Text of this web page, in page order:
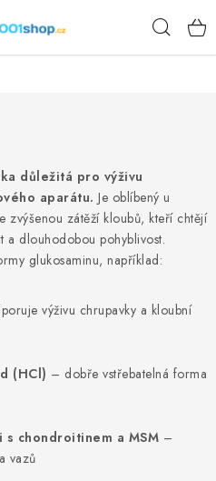
důležitá pro výživu
aparátu. Je oblíbený u
zvýšenou zátěží kloubů, kteří chtějí
dlouhodobou pohyblivost.
glukosaminu, například:
výživu chrupavky a kloubní
(HCl) – dobře vstřebatelná forma
chondroitinem a MSM –
vazů